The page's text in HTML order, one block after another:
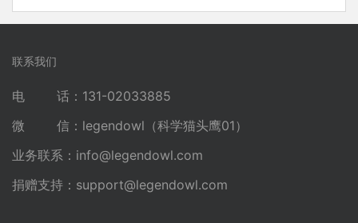
联系我们
电 话：131-02033885
微 信：legendowl（科学猫头鹰01）
业务联系： info@legendowl.com
捐赠支持： support@legendowl.com